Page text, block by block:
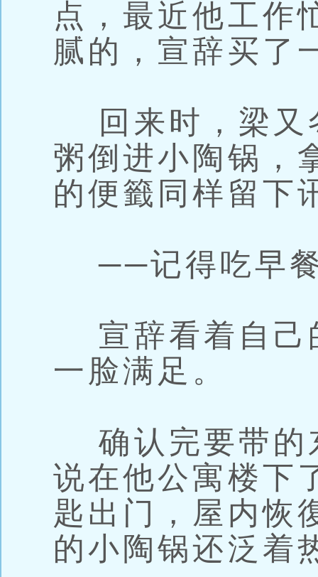
点，最近他工作
腻的，宣辞买了
回来时，梁又
粥倒进小陶锅，
的便籤同样留下
──记得吃早
宣辞看着自己
一脸满足。
确认完要带的
说在他公寓楼下
匙出门，屋内恢
的小陶锅还泛着